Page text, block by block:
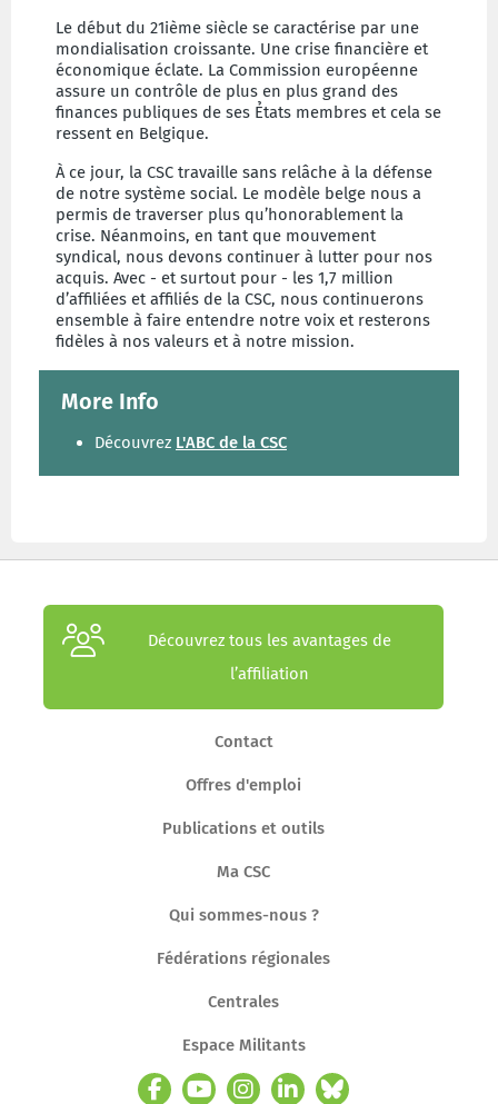
Le début du 21ième siècle se caractérise par une
mondialisation croissante. Une crise financière et
économique éclate. La Commission européenne
assure un contrôle de plus en plus grand des
finances publiques de ses Ẻtats membres et cela se
ressent en Belgique.
À ce jour, la CSC travaille sans relâche à la défense
de notre système social. Le modèle belge nous a
permis de traverser plus qu’honorablement la
crise. Néanmoins, en tant que mouvement
syndical, nous devons continuer à lutter pour nos
acquis. Avec - et surtout pour - les 1,7 million
d’affiliées et affiliés de la CSC, nous continuerons
ensemble à faire entendre notre voix et resterons
fidèles à nos valeurs et à notre mission.
More Info
Découvrez L'ABC de la CSC
Découvrez tous les avantages de
l’affiliation
Contact
Offres d'emploi
Publications et outils
Ma CSC
Qui sommes-nous ?
Fédérations régionales
Centrales
Espace Militants